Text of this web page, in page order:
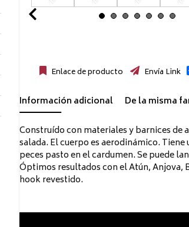
Enlace de producto Envía Link
Información adicional
De la misma
Construído con materiales y barnices de
salada. El cuerpo es aerodinámico.
peces pasto en el cardumen. Se puede
Óptimos resultados con el Atún, Anjova,
hook revestido.